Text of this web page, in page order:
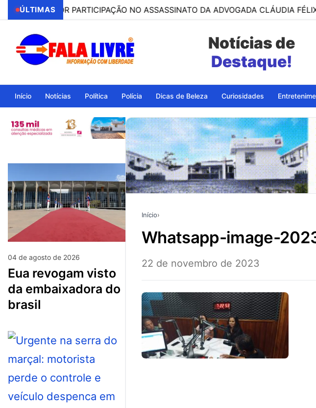
ÚLTIMAS
POR PARTICIPAÇÃO NO ASSASSINATO DA ADVOGADA CLÁUDIA FÉLIX;
Notícias de
Itapetinga - BA
Início Notícias Política Polícia Dicas de Beleza Curiosidades
04 de agosto de 2026
eua revogam visto
da embaixadora do
brasil
Início›
whatsapp-image-
22 de novembro de 2023